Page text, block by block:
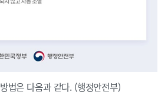
법은 다음과 같다. (행정안전부)